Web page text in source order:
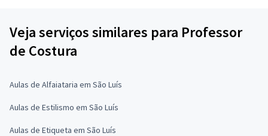
Veja serviços similares para Professor
de Costura
Aulas de Alfaiataria em São Luís
Aulas de Estilismo em São Luís
Aulas de Etiqueta em São Luís